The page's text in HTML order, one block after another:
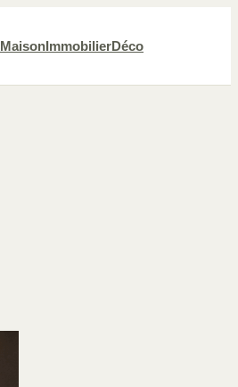
MaisonImmobilierDéco